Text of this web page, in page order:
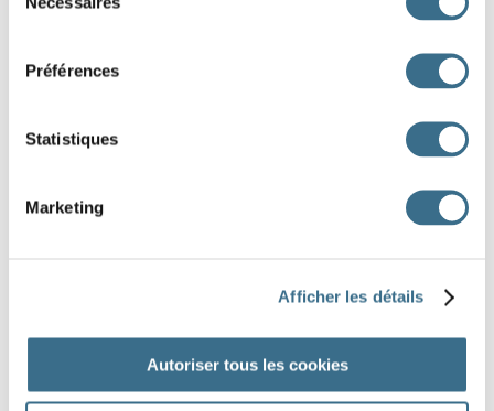
Préférences
Statistiques
Marketing
Afficher les détails
Autoriser tous les cookies
DONE!